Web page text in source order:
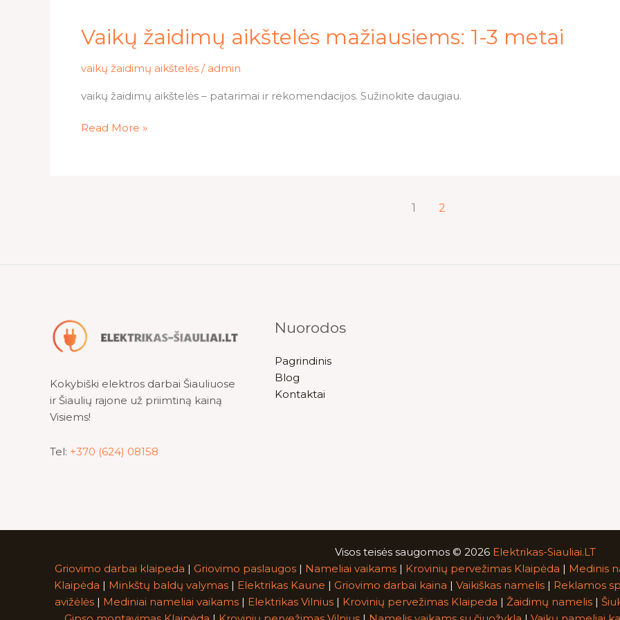
Vaikų žaidimų aikštelės mažiausiems: 1-3 metai
vaikų žaidimų aikštelės / admin
vaikų žaidimų aikštelės – patarimai ir rekomendacijos. Sužinokite daugiau.
Vaikų
žaidimų
aikštelės
1-
metai
Read More »
1 2
Kokybiški elektros darbai Šiauliuose
ir Šiaulių rajone už priimtiną kainą
Visiems!
Tel: +370 (624) 08158
Nuorodos
Pagrindinis
Blog
Kontaktai
Visos teisės saugomos © 2026 Elektrikas-Siauliai.LT
Griovimo darbai klaipeda | Griovimo paslaugos | Nameliai vaikams | Krovinių pervežimas Klaipėda | Medinis
Klaipėda | Minkštų baldų valymas| Elektrikas Kaune | Griovimo darbai kaina | Vaikiškas namelis| Reklamos
avižėlės | Mediniai nameliai vaikams | Elektrikas Vilnius | Krovinių pervežimas Klaipeda | Žaidimų namelis |